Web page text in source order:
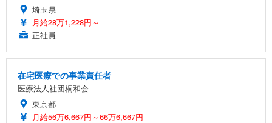
埼玉県
月給28万1,228円～
正社員
在宅医療での事業責任者
医療法人社団桐和会
東京都
月給56万6,667円～66万6,667円